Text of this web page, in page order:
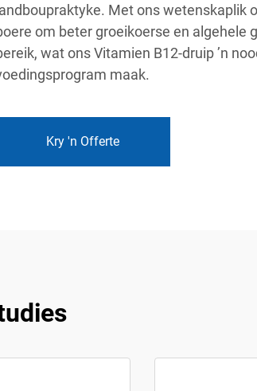
landboupraktyke. Met ons wetenskaplik
om beter groeikoerse en algehele
wat ons Vitamien B12-druip ’n
maak.
Kry 'n Offerte